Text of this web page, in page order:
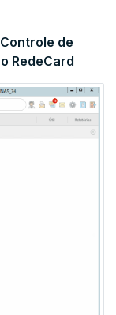
de
RedeCard